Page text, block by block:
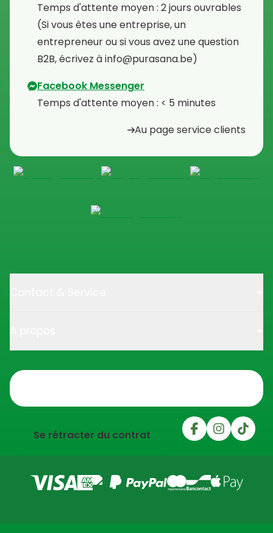
Temps d'attente moyen : 2 jours ouvrables
⁠(Si vous êtes une entreprise, un
entrepreneur ou si vous avez une question
B2B, écrivez à info@purasana.be)
Facebook Messenger
Temps d'attente moyen : < 5 minutes
Au page service clients
Se rétracter du contrat